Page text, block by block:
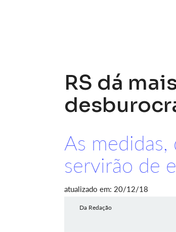
RS dá
As
servirão de
atualizado em: 20/12/18
Da Redação